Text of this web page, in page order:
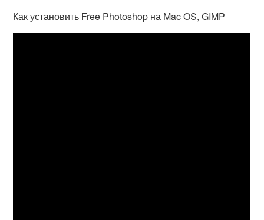
Как установить Free Photoshop на Mac OS, GIMP